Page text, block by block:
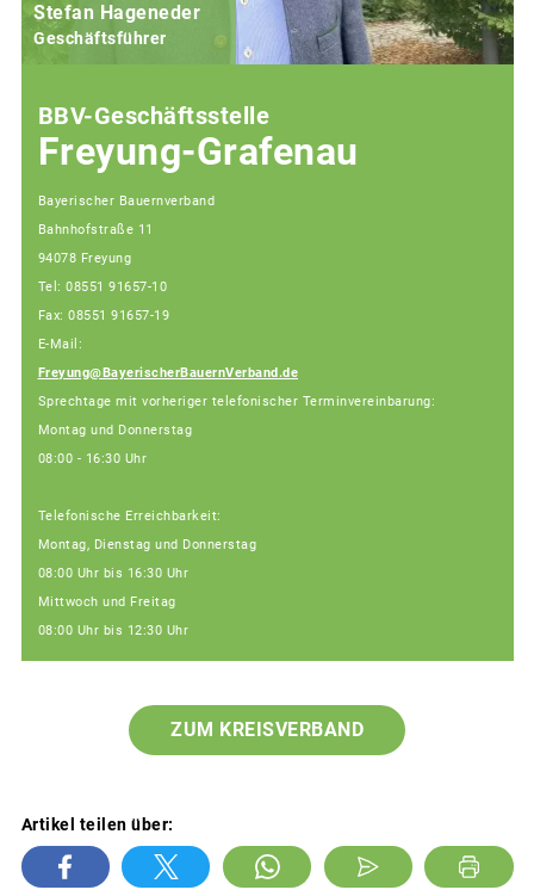
Stefan Hageneder
Geschäftsführer
BBV-Geschäftsstelle
Freyung-Grafenau
Bayerischer Bauernverband
Bahnhofstraße 11
94078 Freyung
Tel: 08551 91657-10
Fax: 08551 91657-19
E-Mail:
Freyung@BayerischerBauernVerband.de
Sprechtage mit vorheriger telefonischer Terminvereinbarung:
Montag und Donnerstag
08:00 - 16:30 Uhr
Telefonische Erreichbarkeit:
Montag, Dienstag und Donnerstag
08:00 Uhr bis 16:30 Uhr
Mittwoch und Freitag
08:00 Uhr bis 12:30 Uhr
ZUM KREISVERBAND
Artikel teilen über: